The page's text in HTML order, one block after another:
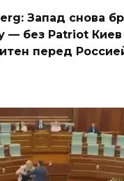
Запад снова
— без Patriot Киев
перед